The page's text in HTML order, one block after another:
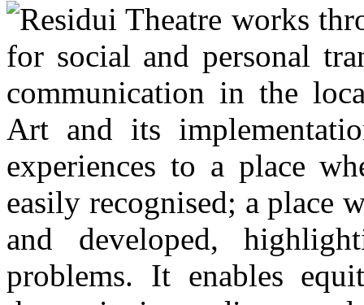
Residui Theatre works
for social and personal
communication in the
Art and its
experiences to a place
easily recognised; a place
and developed,
problems. It enables